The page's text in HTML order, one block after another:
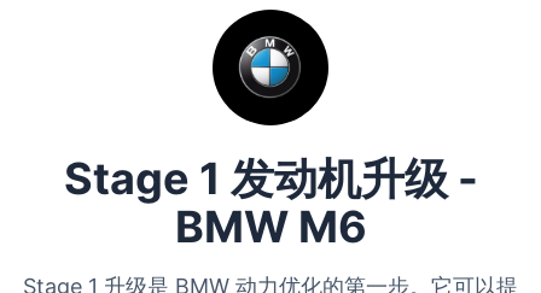
Stage 1 发动机升级 -
BMW M6
Stage 1 升级是 BMW 动力优化的第一步。它可以提